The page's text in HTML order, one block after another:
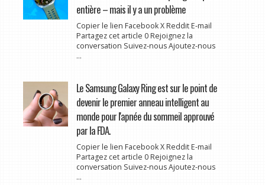
entière – mais il y a un problème
Copier le lien Facebook X Reddit E-mail
Partagez cet article 0 Rejoignez la
conversation Suivez-nous Ajoutez-nous
...
Le Samsung Galaxy Ring est sur le point de
devenir le premier anneau intelligent au
monde pour l'apnée du sommeil approuvé
par la FDA.
Copier le lien Facebook X Reddit E-mail
Partagez cet article 0 Rejoignez la
conversation Suivez-nous Ajoutez-nous
...